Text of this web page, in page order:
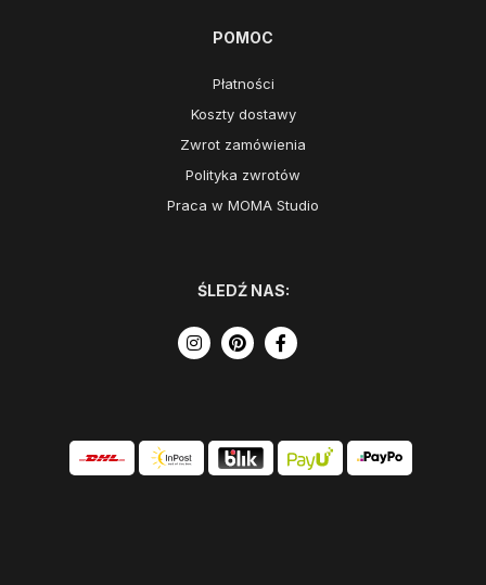
POMOC
Płatności
Koszty dostawy
Zwrot zamówienia
Polityka zwrotów
Praca w MOMA Studio
ŚLEDŹ NAS: